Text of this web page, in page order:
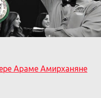
Араме Амирханяне